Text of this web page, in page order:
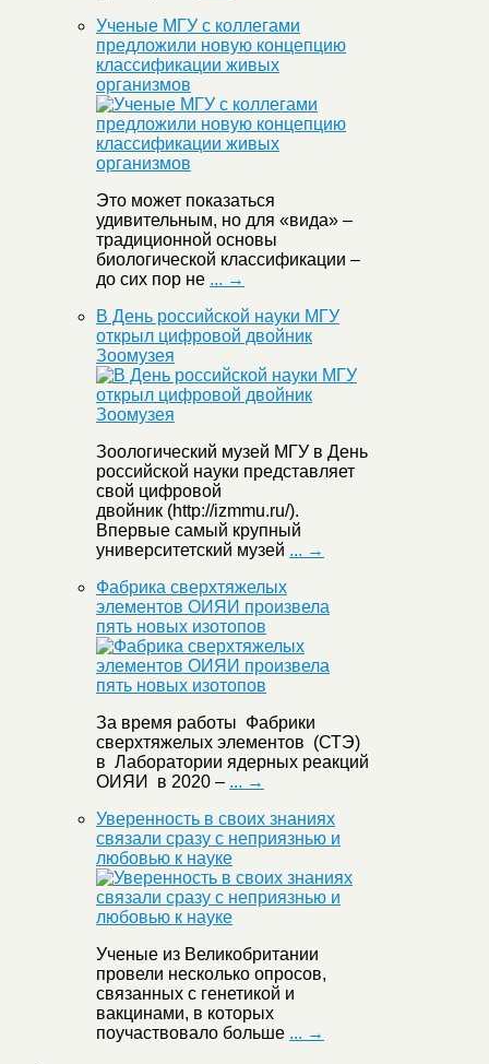
Ученые МГУ с коллегами
предложили новую концепцию
классификации живых
организмов
Это может показаться
удивительным, но для «вида» –
традиционной основы
биологической классификации –
до сих пор не ... →
В День российской науки МГУ
открыл цифровой двойник
Зоомузея
Зоологический музей МГУ в День
российской науки представляет
свой цифровой
двойник (http://izmmu.ru/).
Впервые самый крупный
университетский музей ... →
Фабрика сверхтяжелых
элементов ОИЯИ произвела
пять новых изотопов
За время работы Фабрики
сверхтяжелых элементов (СТЭ)
в Лаборатории ядерных реакций
ОИЯИ в 2020 – ... →
Уверенность в своих знаниях
связали сразу с неприязнью и
любовью к науке
Ученые из Великобритании
провели несколько опросов,
связанных с генетикой и
вакцинами, в которых
поучаствовало больше ... →